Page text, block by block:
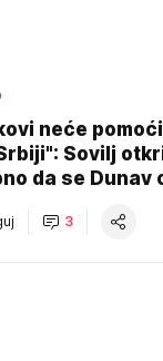
neće
Sovilj
da se Dunav
3